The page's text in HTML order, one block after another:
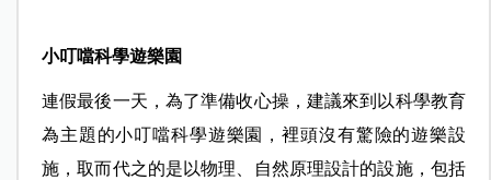
小叮噹科學遊樂園
連假最後一天，為了準備收心操，建議來到以科學教育
為主題的小叮噹科學遊樂園，裡頭沒有驚險的遊樂設
施，取而代之的是以物理、自然原理設計的設施，包括